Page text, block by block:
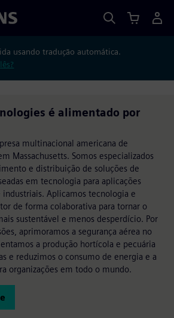
usando tradução automática.
é alimentado por
multinacional americana de
Massachusetts. Somos especializados
e distribuição de soluções de
em tecnologia para aplicações
Aplicamos tecnologia e
de forma colaborativa para tornar o
sustentável e menos desperdício. Por
aprimoramos a segurança aérea no
a produção hortícola e pecuária
e reduzimos o consumo de energia e a
organizações em todo o mundo.